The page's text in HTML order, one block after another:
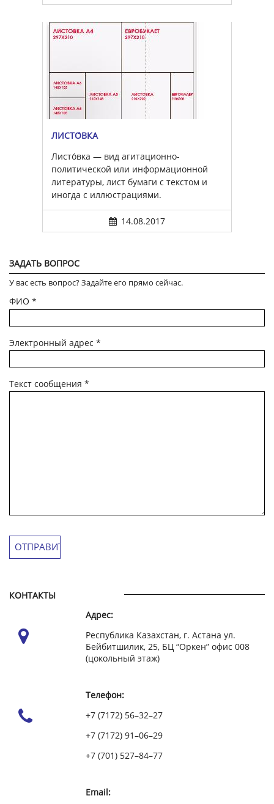
ЛИСТО́ВКА
Листо́вка — вид агитационно-
политической или информационной
литературы, лист бумаги с текстом и
иногда с иллюстрациями.
14.08.2017
ЗАДАТЬ ВОПРОС
У вас есть вопрос? Задайте его прямо сейчас.
ФИО *
Электронный адрес *
Текст сообщения *
КОНТАКТЫ
Адрес:
Республика Казахстан, г. Астана ул.
Бейбитшилик, 25, БЦ “Оркен” офис 008
(цокольный этаж)
Телефон:
+7 (7172) 56–32–27
+7 (7172) 91–06–29
+7 (701) 527–84–77
Email: